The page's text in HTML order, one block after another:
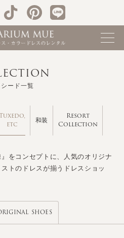
ード一覧
etc
和装
Resort
Collection
をコンセプトに、人気のオリジナ
トのドレスが揃うドレスショッ
SHOES